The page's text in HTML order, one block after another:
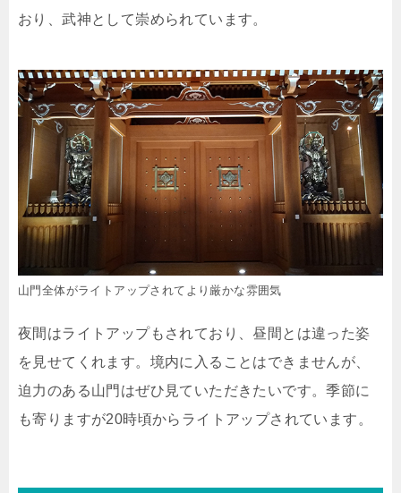
おり、武神として崇められています。
山門全体がライトアップされてより厳かな雰囲気
夜間はライトアップもされており、昼間とは違った姿
を見せてくれます。境内に入ることはできませんが、
迫力のある山門はぜひ見ていただきたいです。季節に
も寄りますが20時頃からライトアップされています。